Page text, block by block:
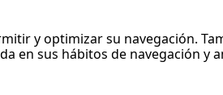
y optimizar su navegación.
en sus hábitos de navegación